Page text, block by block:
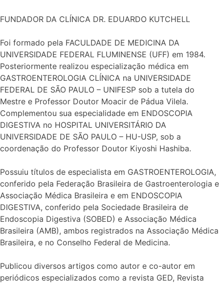
FUNDADOR DA CLÍNICA DR. EDUARDO KUTCHELL
Foi formado pela FACULDADE DE MEDICINA DA
UNIVERSIDADE FEDERAL FLUMINENSE (UFF) em 1984.
Posteriormente realizou especialização médica em
GASTROENTEROLOGIA CLÍNICA na UNIVERSIDADE
FEDERAL DE SÃO PAULO – UNIFESP sob a tutela do
Mestre e Professor Doutor Moacir de Pádua Vilela.
Complementou sua especialidade em ENDOSCOPIA
DIGESTIVA no HOSPITAL UNIVERSITÁRIO DA
UNIVERSIDADE DE SÃO PAULO – HU-USP, sob a
coordenação do Professor Doutor Kiyoshi Hashiba.
Possuiu títulos de especialista em GASTROENTEROLOGIA,
conferido pela Federação Brasileira de Gastroenterologia e
Associação Médica Brasileira e em ENDOSCOPIA
DIGESTIVA, conferido pela Sociedade Brasileira de
Endoscopia Digestiva (SOBED) e Associação Médica
Brasileira (AMB), ambos registrados na Associação Médica
Brasileira, e no Conselho Federal de Medicina.
Publicou diversos artigos como autor e co-autor em
periódicos especializados como a revista GED, Revista